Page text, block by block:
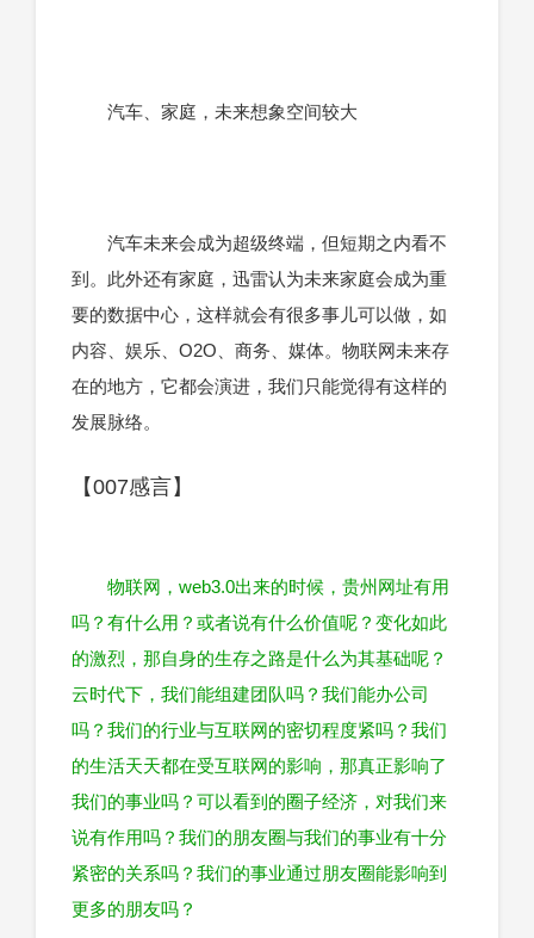
汽车、家庭，未来想象空间较大
汽车未来会成为超级终端，但短期之内看不
到。此外还有家庭，迅雷认为未来家庭会成为重
要的数据中心，这样就会有很多事儿可以做，如
内容、娱乐、O2O、商务、媒体。物联网未来存
在的地方，它都会演进，我们只能觉得有这样的
发展脉络。
【007感言】
物联网，web3.0出来的时候，贵州网址有用
吗？有什么用？或者说有什么价值呢？变化如此
的激烈，那自身的生存之路是什么为其基础呢？
云时代下，我们能组建团队吗？我们能办公司
吗？我们的行业与互联网的密切程度紧吗？我们
的生活天天都在受互联网的影响，那真正影响了
我们的事业吗？可以看到的圈子经济，对我们来
说有作用吗？我们的朋友圈与我们的事业有十分
紧密的关系吗？我们的事业通过朋友圈能影响到
更多的朋友吗？